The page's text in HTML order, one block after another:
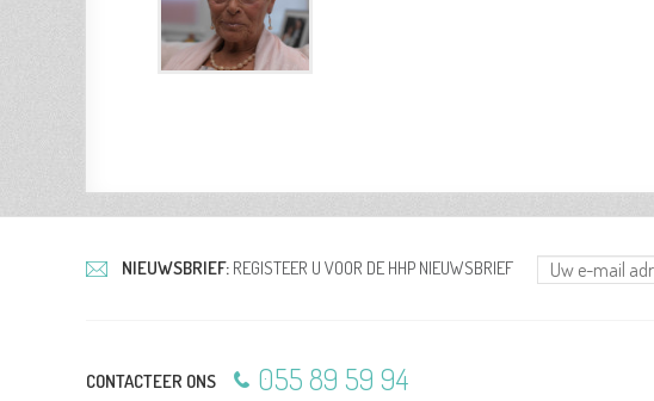
NIEUWSBRIEF: REGISTEER U VOOR DE HHP NIEUWSBRIEF
CONTACTEER ONS 055 89 59 94